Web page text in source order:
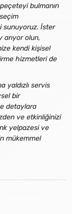
bulmanın
sunuyoruz. İster
arıyor olun,
kendi kişisel
hizmetleri de
yaldızlı servis
bir
detaylara
ve etkinliğinizi
yelpazesi ve
mükemmel